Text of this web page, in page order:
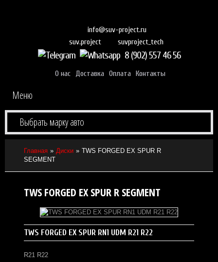
info@suv-project.ru
suv.project
suvproject_tech
8 (902) 557 46 56
О нас Доставка Оплата Контакты
Меню
Выбрать марку авто
Главная Диски
TWS FORGED EX SPUR R
SEGMENT
TWS FORGED EX SPUR R SEGMENT
TWS FORGED EX SPUR RN1 UDM R21 R22
R21 R22